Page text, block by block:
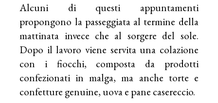
Alcuni di questi appuntamenti
propongono la passeggiata al termine della
mattinata invece che al sorgere del sole.
Dopo il lavoro viene servita una colazione
con i fiocchi, composta da prodotti
confezionati in malga, ma anche torte e
confetture genuine, uova e pane casereccio.